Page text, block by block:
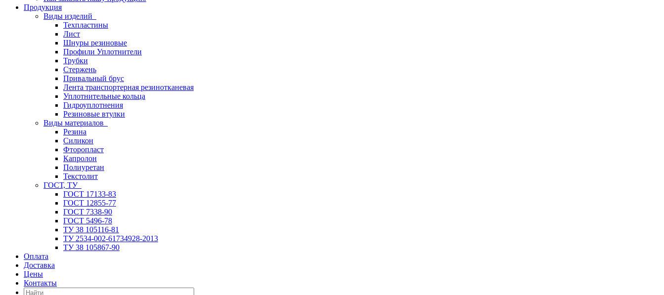
Продукция
Виды изделий
Техпластины
Лист
Шнуры резиновые
Профили Уплотнители
Трубки
Стержень
Привальный брус
Лента транспортерная резинотканевая
Уплотнительные кольца
Гидроуплотнения
Резиновые втулки
Виды материалов
Резина
Силикон
Фторопласт
Капролон
Полиуретан
Текстолит
ГОСТ, ТУ
ГОСТ 17133-83
ГОСТ 12855-77
ГОСТ 7338-90
ГОСТ 5496-78
ТУ 38 105116-81
ТУ 2534-002-61734928-2013
ТУ 38 105867-90
Оплата
Доставка
Цены
Контакты